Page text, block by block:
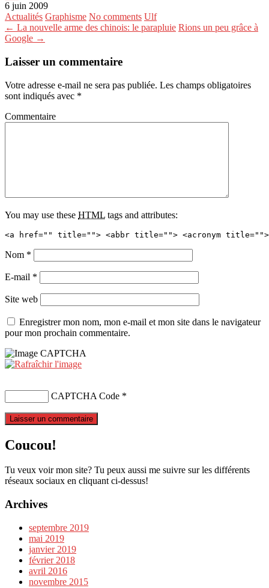
6 juin 2009
Actualités Graphisme No comments Ulf
← La nouvelle arme des chinois: le parapluie Rions un peu grâce à
Google →
Laisser un commentaire
Votre adresse e-mail ne sera pas publiée. Les champs obligatoires
sont indiqués avec *
Commentaire
You may use these HTML tags and attributes:
<a href="" title=""> <abbr title=""> <acronym title="">
Nom *
E-mail *
Site web
Enregistrer mon nom, mon e-mail et mon site dans le navigateur
pour mon prochain commentaire.
CAPTCHA Code *
Coucou!
Tu veux voir mon site? Tu peux aussi me suivre sur les différents
réseaux sociaux en cliquant ci-dessus!
Archives
septembre 2019
mai 2019
janvier 2019
février 2018
avril 2016
novembre 2015